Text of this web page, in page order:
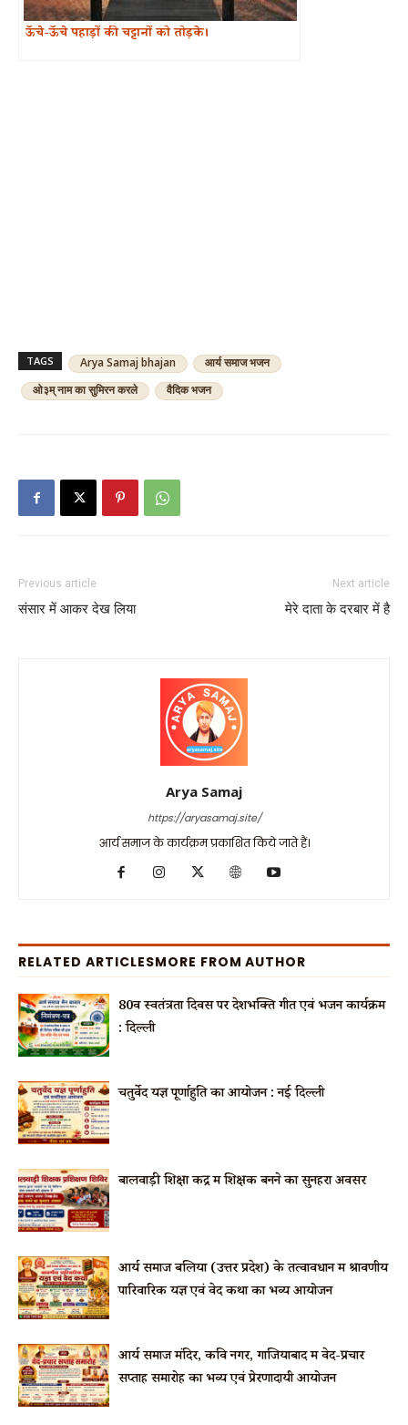
ऊँचे-ऊँचे पहाड़ों की चट्टानों को तोड़के।
TAGS Arya Samaj bhajan
आर्य समाज भजन
ओ३म् नाम का सुमिरन करले
वैदिक भजन
Previous article
संसार में आकर देख लिया
Next article
मेरे दाता के दरबार में है
Arya Samaj
https://aryasamaj.site/
आर्य समाज के कार्यक्रम प्रकाशित किये जाते हैं।
RELATED ARTICLESMORE FROM AUTHOR
80वें स्वतंत्रता दिवस पर देशभक्ति गीत एवं भजन कार्यक्रम
: दिल्ली
चतुर्वेद यज्ञ पूर्णाहुति का आयोजन : नई दिल्ली
बालवाड़ी शिक्षा केंद्र में शिक्षक बनने का सुनहरा अवसर
आर्य समाज बलिया (उत्तर प्रदेश) के तत्वावधान में श्रावणीय
पारिवारिक यज्ञ एवं वेद कथा का भव्य आयोजन
आर्य समाज मंदिर, कवि नगर, गाजियाबाद में वेद-प्रचार
सप्ताह समारोह का भव्य एवं प्रेरणादायी आयोजन